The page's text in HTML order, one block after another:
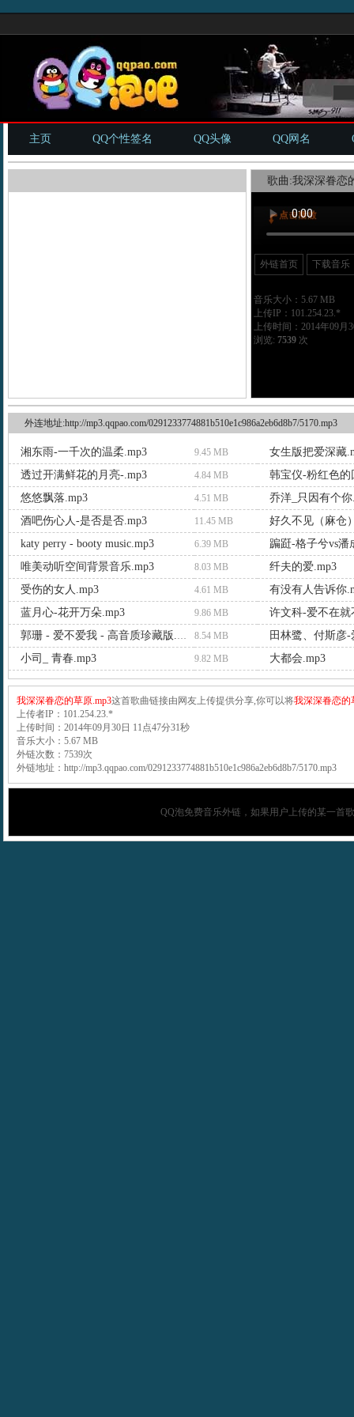
主页 QQ个性签名 QQ头像 QQ网名
歌曲:我深深眷恋
外链首页 下载音乐
音乐大小：5.67 MB
上传IP：101.254.23.*
上传时间：2014年09月
浏览: 7539次
外连地址:http://mp3.qqpao.com/0291233774881b510e1c986a2eb6d8b7/5170.mp3
湘东雨-一千次的温柔.mp3 9.45 MB
女生版把爱深藏
透过开满鲜花的月亮-.mp3
4.84 MB
韩宝仪-粉红色的
悠悠飘落.mp3
4.51 MB
乔洋_只因有个你
酒吧伤心人-是否是否.mp3
11.45 MB
好久不见（麻仓
katy perry - booty music.mp3
6.39 MB
蹁跹-格子兮vs潘
唯美动听空间背景音乐.mp3
8.03 MB
纤夫的爱.mp3
受伤的女人.mp3
4.61 MB
有没有人告诉你
蓝月心-花开万朵.mp3
9.86 MB 许文科-爱不在就
郭珊 - 爱不爱我 - 高音质珍藏版.mp3 8.54 MB
田林鹭、付斯彦-
小司_ 青春.mp3
9.82 MB 大都会.mp3
我深深眷恋的草原.mp3这首歌曲链接由网友上传提供分享,你可以将我深深眷恋的
上传者IP：101.254.23.*
上传时间：2014年09月30日 11点47分31秒
音乐大小：5.67 MB
外链次数：7539次
外链地址：http://mp3.qqpao.com/0291233774881b510e1c986a2eb6d8b7/5170.mp3
QQ泡免费音乐外链，如果用户上传的某一首